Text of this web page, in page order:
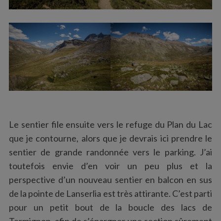
Le sentier file ensuite vers le refuge du Plan du Lac
que je contourne, alors que je devrais ici prendre le
sentier de grande randonnée vers le parking. J’ai
toutefois envie d’en voir un peu plus et la
perspective d’un nouveau sentier en balcon en sus
de la pointe de Lanserlia est très attirante. C’est parti
pour un petit bout de la boucle des lacs de